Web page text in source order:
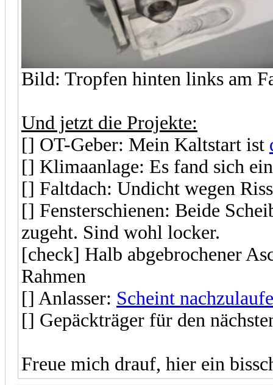
Bild: Tropfen hinten links am
Und jetzt die Projekte:
[] OT-Geber: Mein Kaltstart ist
[] Klimaanlage: Es fand sich
[] Faltdach: Undicht wegen
[] Fensterschienen: Beide
zugeht. Sind wohl locker.
[check] Halb abgebrochener
Rahmen
[] Anlasser: Scheint
[] Gepäckträger für den
Freue mich drauf, hier ein